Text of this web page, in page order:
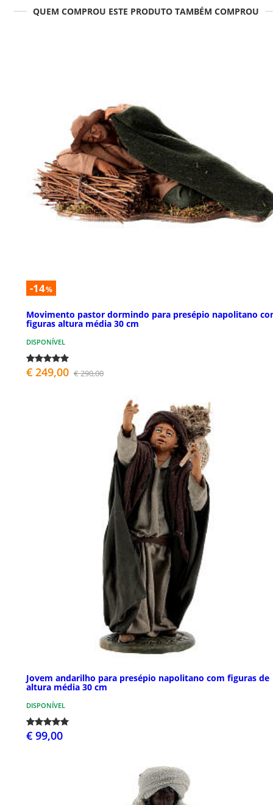
QUEM COMPROU ESTE PRODUTO TAMBÉM COMPROU
-14%
Movimento pastor dormindo para presépio napolitano
figuras altura média 30 cm
DISPONÍVEL
€ 249,00 € 290,00
Jovem andarilho para presépio napolitano com figuras de
altura média 30 cm
DISPONÍVEL
€ 99,00